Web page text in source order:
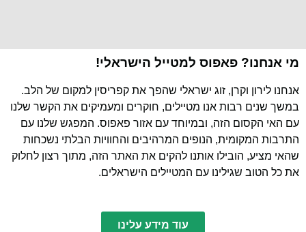
מי אנחנו? פאפוס למטייל הישראלי!
אנחנו לירון וקרן, זוג ישראלי שהפך את קפריסין למקום של הלב.
במשך שנים רבות אנו מטיילים, חוקרים ומעמיקים את הקשר שלנו
עם האי הקסום הזה, ובמיוחד עם אזור פאפוס. המפגש שלנו עם
התרבות המקומית, הנופים המרהיבים והחוויות הבלתי נשכחות
שהאי מציע, הובילו אותנו להקים את האתר הזה, מתוך רצון לחלוק
את כל הטוב שגילינו עם המטיילים הישראלים.
עוד מידע עלינו